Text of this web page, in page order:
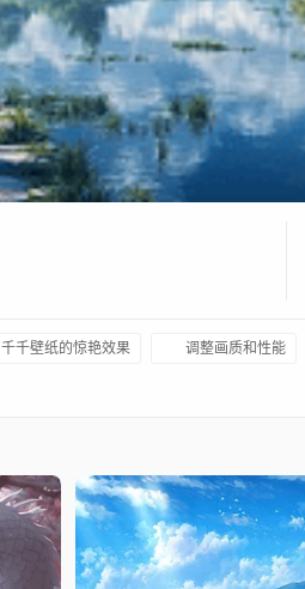
千千壁纸的惊艳效果 调整画质和性能